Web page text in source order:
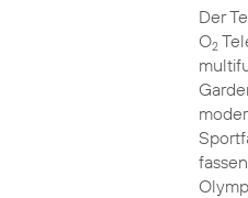
Der
O2